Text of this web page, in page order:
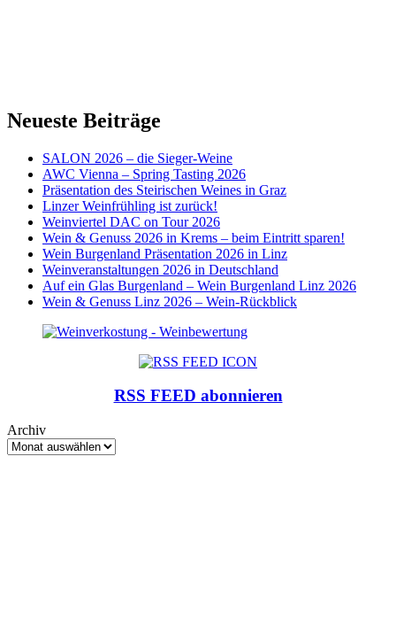
Neueste Beiträge
SALON 2026 – die Sieger-Weine
AWC Vienna – Spring Tasting 2026
Präsentation des Steirischen Weines in Graz
Linzer Weinfrühling ist zurück!
Weinviertel DAC on Tour 2026
Wein & Genuss 2026 in Krems – beim Eintritt sparen!
Wein Burgenland Präsentation 2026 in Linz
Weinveranstaltungen 2026 in Deutschland
Auf ein Glas Burgenland – Wein Burgenland Linz 2026
Wein & Genuss Linz 2026 – Wein-Rückblick
RSS FEED abonnieren
Archiv